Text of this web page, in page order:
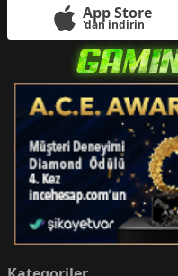
App Store
'dan indirin